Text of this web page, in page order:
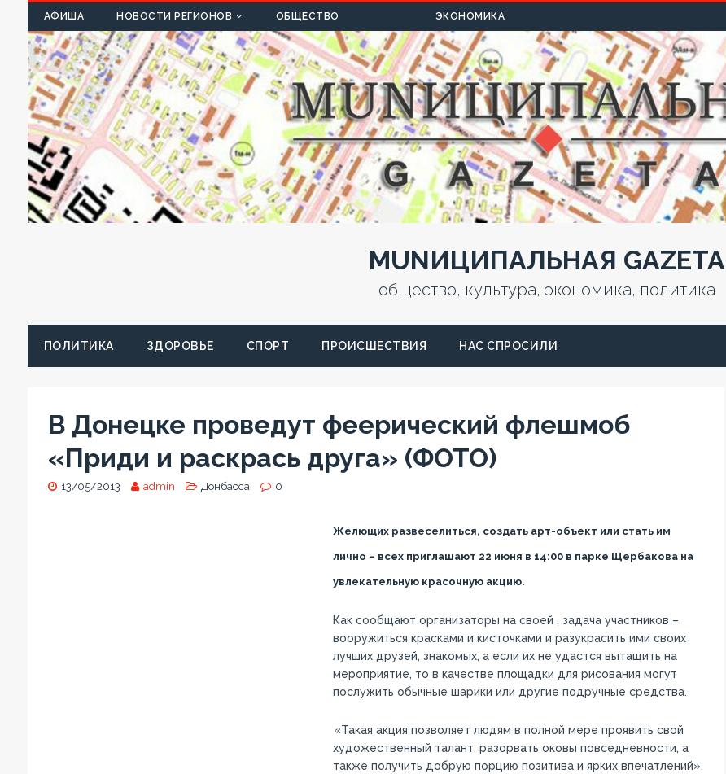
АФИША НОВОСТИ РЕГИОНОВ ОБЩЕСТВО ЭКОНОМИКА
MUNИЦИПАЛЬНАЯ GAZЕТА
общество, культура, экономика, политика
ПОЛИТИКА ЗДОРОВЬЕ СПОРТ ПРОИСШЕСТВИЯ НАС СПРОСИЛИ
В Донецке проведут феерический флешмоб
«Приди и раскрась друга» (ФОТО)
13/05/2013 admin Донбасса 0
Желющих развеселиться, создать арт-объект или стать им
лично – всех приглашают 22 июня в 14:00 в парке Щербакова на
увлекательную красочную акцию.
Как сообщают организаторы на своей , задача участников –
вооружиться красками и кисточками и разукрасить ими своих
лучших друзей, знакомых, а если их не удастся вытащить на
мероприятие, то в качестве площадки для рисования могут
послужить обычные шарики или другие подручные средства.
«Такая акция позволяет людям в полной мере проявить свой
художественный талант, разорвать оковы повседневности, а
также получить добрую порцию позитива и ярких впечатлений»,